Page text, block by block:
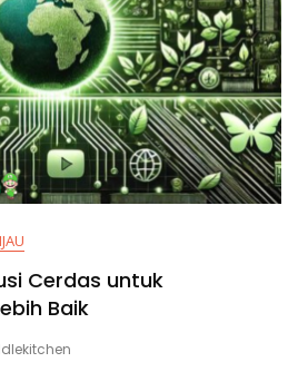
Cerdas untuk
Baik